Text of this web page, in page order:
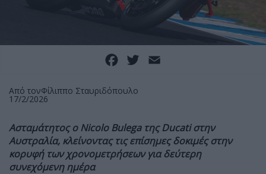
Facebook
Twitter
Από τονΦίλιππο Σταυριδόπουλο
17/2/2026
Ασταμάτητος οNicoloBulega τηςDucati στην
Αυστραλία, κλείνοντας τις επίσημες δοκιμές στην
κορυφή των χρονομετρήσεων για δεύτερη
συνεχόμενη ημέρα